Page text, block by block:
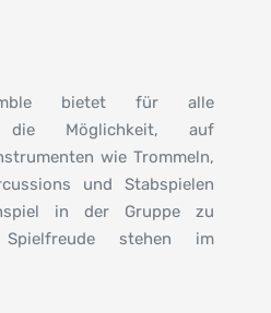
bietet für alle
die Möglichkeit, auf
wie Trommeln,
und Stabspielen
in der Gruppe zu
stehen im